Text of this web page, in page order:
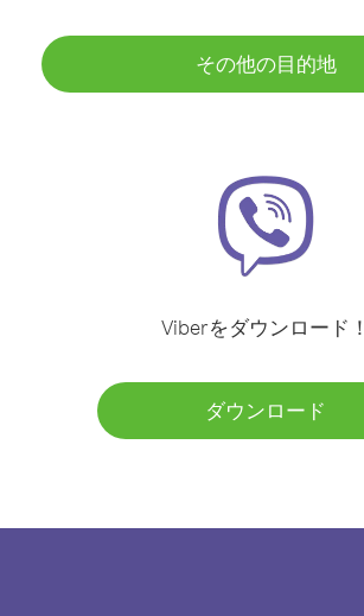
その他の目的地
Viberをダウンロード！
ダウンロード